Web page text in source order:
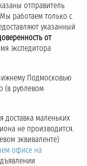
отправитель
работаем только с
указанный
от
экспедитора
Подмосковью
(в рублевом
доставка маленьких
не производится.
эквиваленте)
офисе на